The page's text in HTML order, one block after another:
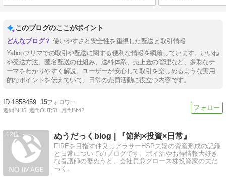
このブログのここがポイント
使いやすさと安全性を重視した配送と取引情報
Yahooフリマでの取引や配送に関する便利な情報を網羅しています。いいね
や発送方法、匿名配送の仕組み、送料体系、売上金の管理など、多彩なテ
ーマをわかりやすく解説。ユーザーが安心して取引を楽しめるような実用
的なポイントを伝えていて、日常の売買活動に役立つ内容です。
1858459 15
週間IN:15 週間OUT:51 月間IN:42
12 ぬうだっくblog | 『節約×投資×日常』
FIREを目指す仲良しアラサーHSP夫婦の資産形成の記録
と日常についてのブログです。ポイ活やお得情報大好き
な看護師の妻ぬうと、会社員兼グロース株投資家の夫だ
っく。